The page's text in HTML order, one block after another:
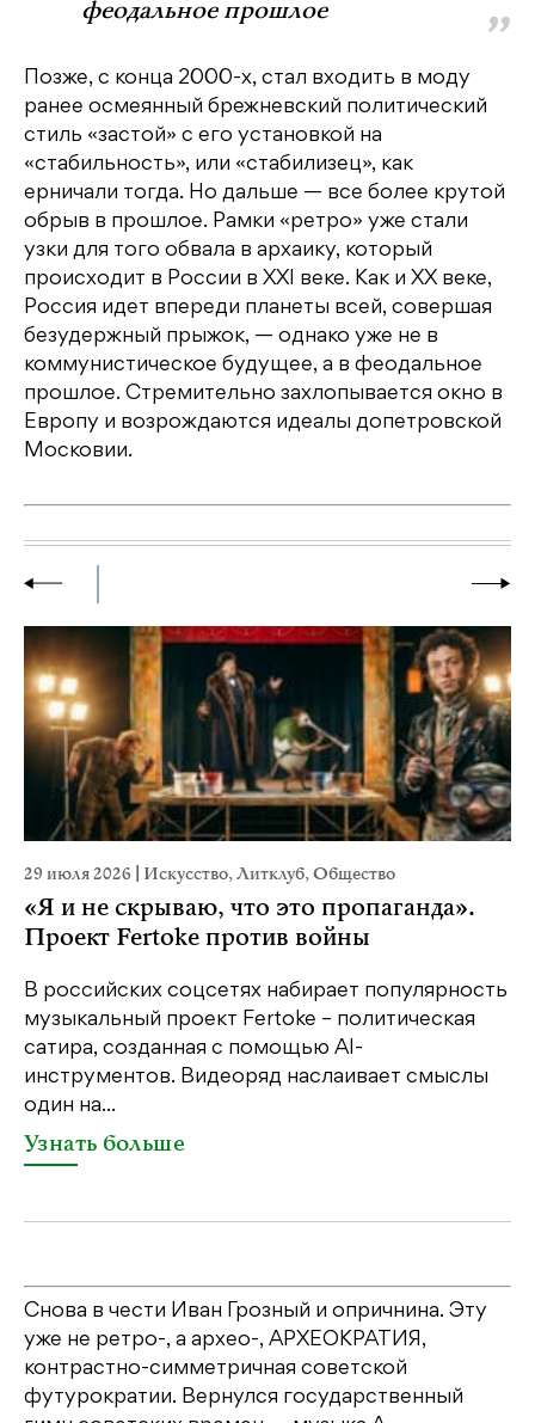
феодальное прошлое
Позже, с конца 2000-х, стал входить в моду
ранее осмеянный брежневский политический
стиль «застой» с егo установкой на
«стабильность», или «стабилизец», как
ерничали тогда. Но дальше — все более крутой
обрыв в прошлое. Рамки «ретро» уже стали
узки для того обвала в архаику, который
происходит в России в XXI веке. Как и XX веке,
Россия идет впереди планеты всей, совершая
безудержный прыжок, — однако уже не в
коммунистическое будущее, а в феодальное
прошлое. Стремительно захлопывается окно в
Европу и возрождаются идеалы допетровской
Московии.
29 июля 2026 Искусство,Литклуб,Общество
«Я и не скрываю, что это пропаганда».
Проект Fertoke против войны
В российских соцсетях набирает популярность
музыкальный проект Fertoke – политическая
сатира, созданная с помощью AI-
инструментов. Видеоряд наслаивает смыслы
один на...
Узнать больше
Снова в чести Иван Грозный и опричнина. Эту
уже не ретро-, а архео-, АРХЕОКРАТИЯ,
контрастно-симметричная советской
футурократии. Вернулся государственный